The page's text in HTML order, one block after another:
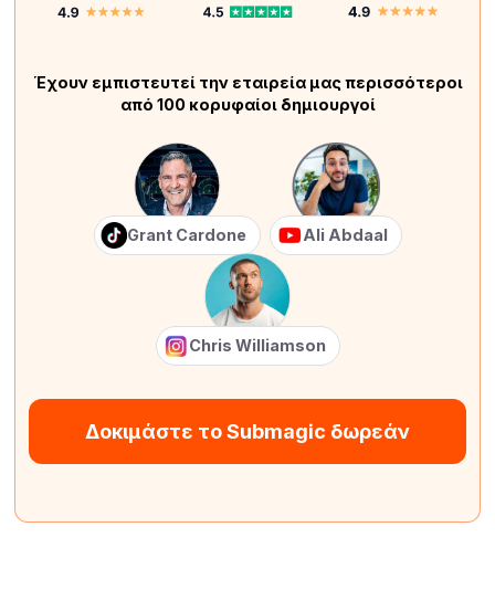
Έχουν εμπιστευτεί την εταιρεία μας περισσότεροι
από 100 κορυφαίοι δημιουργοί
Grant Cardone Ali Abdaal
Chris Williamson
Δοκιμάστε το Submagic δωρεάν